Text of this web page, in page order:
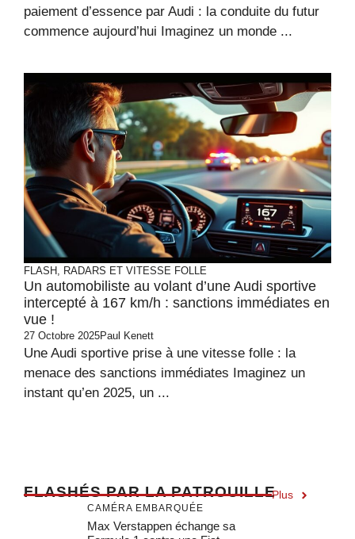
paiement d’essence par Audi : la conduite du futur
commence aujourd’hui Imaginez un monde ...
FLASH, RADARS ET VITESSE FOLLE
Un automobiliste au volant d’une Audi sportive
intercepté à 167 km/h : sanctions immédiates en
vue !
27 Octobre 2025Paul Kenett
Une Audi sportive prise à une vitesse folle : la
menace des sanctions immédiates Imaginez un
instant qu’en 2025, un ...
FLASHÉS PAR LA PATROUILLEPlus
CAMÉRA EMBARQUÉE
Max Verstappen échange sa